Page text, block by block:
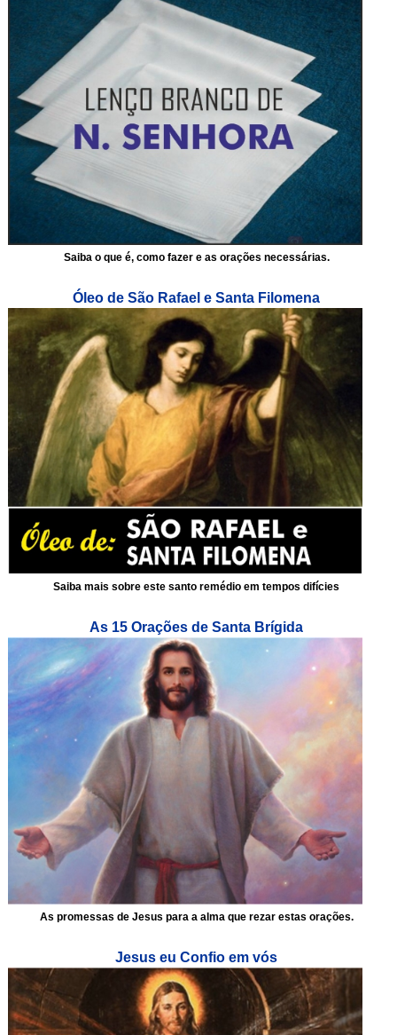
Saiba o que é, como fazer e as orações necessárias.
Óleo de São Rafael e Santa Filomena
Saiba mais sobre este santo remédio em tempos difícies
As 15 Orações de Santa Brígida
As promessas de Jesus para a alma que rezar estas orações.
Jesus eu Confio em vós